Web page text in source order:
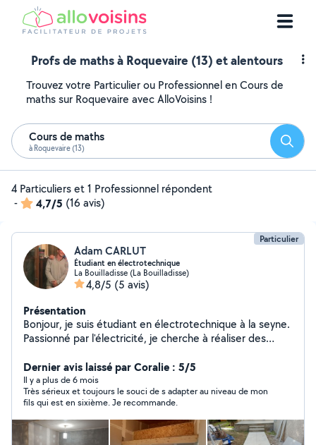
Profs de maths à Roquevaire (13) et alentours
Trouvez votre Particulier ou Professionnel en Cours de
maths sur Roquevaire avec AlloVoisins !
Cours de maths
à Roquevaire (13)
4 Particuliers et 1 Professionnel répondent
-
4,7/5 (16 avis)
Particulier
Adam CARLUT
Étudiant en électrotechnique
La Bouilladisse (La Bouilladisse)
4,8/5 (5 avis)
Présentation
Bonjour, je suis étudiant en électrotechnique à la seyne.
Passionné par l'électricité, je cherche à réaliser des
seyne, Hyères etc). Je suis également disponible pour
des travaux de manutention, ou des aides aux
déménagements. Enfin, je donne des cours particuliers
aux élèves de collège-lycée, plus spécialement dans
mon domaine de prédilection: les sciences ( physique,
chimie, mathématiques) . Au plaisir de vous rencontrer
Dernier avis laissé par Coralie : 5/5
Il y a plus de 6 mois
Très sérieux et toujours le souci de s adapter au niveau de mon
fils qui est en sixième. Je recommande.